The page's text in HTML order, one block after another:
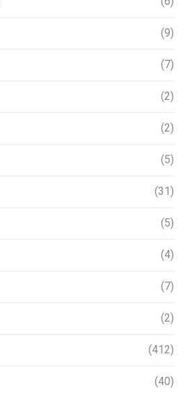
(9)
(7)
(2)
(2)
(5)
(31)
(5)
(4)
(7)
(2)
(412)
(40)